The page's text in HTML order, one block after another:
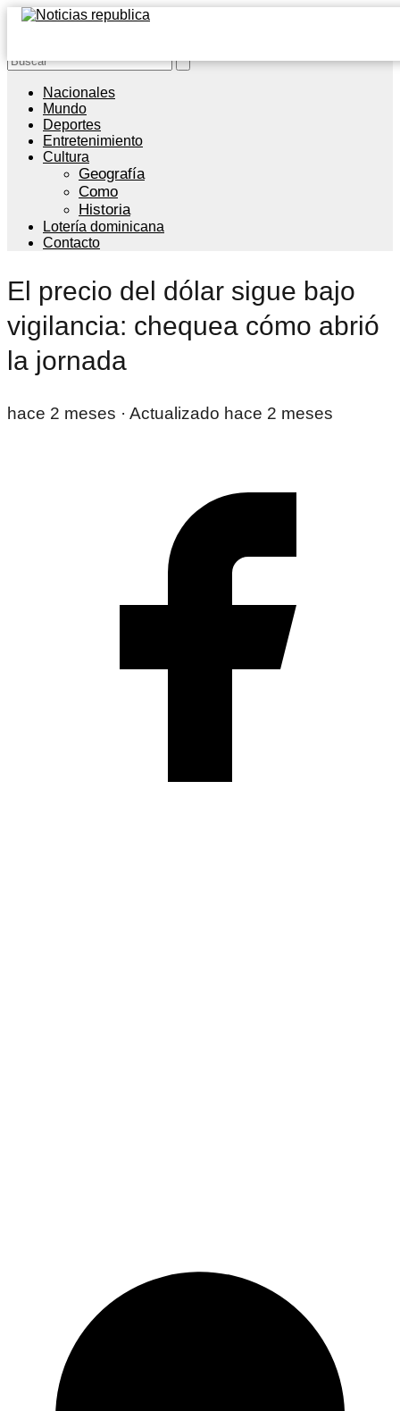
Nacionales
Mundo
Deportes
Entretenimiento
Cultura
Geografía
Como
Historia
Lotería dominicana
Contacto
El precio del dólar sigue bajo
vigilancia: chequea cómo abrió
la jornada
hace 2 meses · Actualizado hace 2 meses